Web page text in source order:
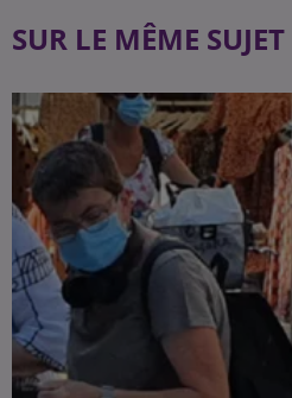
SUR LE MÊME SUJET